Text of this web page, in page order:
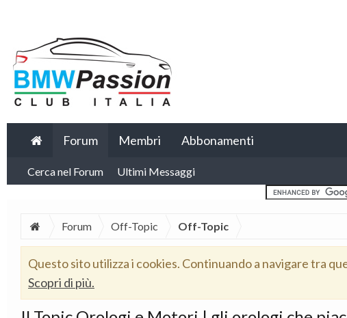
Forum
Cerca nel Forum Ultimi Messaggi
Membri Abbonamenti
Forum Off-Topic Off-Topic
Questo sito utilizza i cookies. Continuando a navigare tra
Scopri di più.